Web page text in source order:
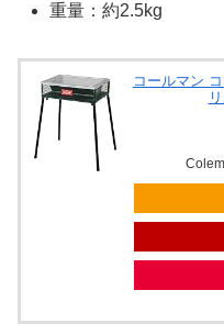
重量：約2.5kg
コールマン